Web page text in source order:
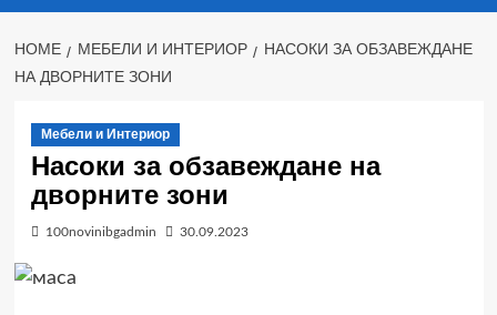
HOME МЕБЕЛИ И ИНТЕРИОР
НАСОКИ ЗА ОБЗАВЕЖДАНЕ
НА ДВОРНИТЕ ЗОНИ
Мебели и Интериор
Насоки за обзавеждане на
дворните зони
100novinibgadmin 30.09.2023